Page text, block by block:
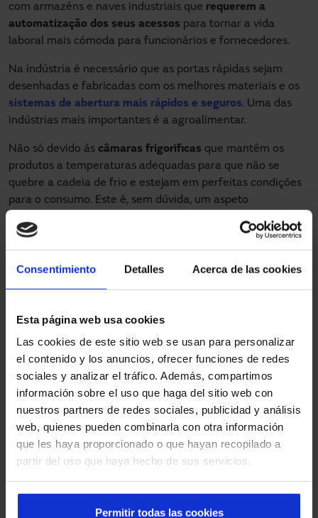
Consentimiento Detalles Acerca de las cookies
Esta página web usa cookies
Las cookies de este sitio web se usan para personalizar
el contenido y los anuncios, ofrecer funciones de redes
sociales y analizar el tráfico. Además, compartimos
información sobre el uso que haga del sitio web con
nuestros partners de redes sociales, publicidad y análisis
web, quienes pueden combinarla con otra información
que les haya proporcionado o que hayan recopilado a
partir del uso que haya hecho de sus servicios.
Permitir todas las cookies
com armazéns e naves industriais que requerem a
automatização dos seus acessos para tornar a vida
laboral mais cómoda para funcionários e fornecedores.
Na indústria é necessário que as portas rápidas sejam
desenhadas e fabricadas com os melhores materiais e os
sistemas de abertura mais rápidos e seguros. Uma das
indústrias mais importantes é a agroalimentar.
Não só devido às câmaras frigoríficas que mantêm os
produtos a temperaturas adequadas para que não se
quebre a cadeia de frio e estejam em perfeitas condições
para o consumo. Este é, sem dúvida, um aspeto
outro tipo de sistemas inteligentes e acessos automáticos.
Portas rápidas de enrolar
: Aqui devemos destacar a
em alumínio ou em aço, autorreparável, para linhas de
Porta rápida de enrolar para câmaras frigoríficas:
Ajudam a indústria agroalimentar a setorizar zonas
com condições atmosféricas de até -30 ºC. Isto
garante um funcionamento perfeito mesmo em zonas
de elevado tráfego de pessoas e veículos.
Portas de enrolar para salas brancas : Na indústria
destinada à alimentação é sempre importante
oferecer uma correta setorização em espaços
fechados que precisam de manter condições